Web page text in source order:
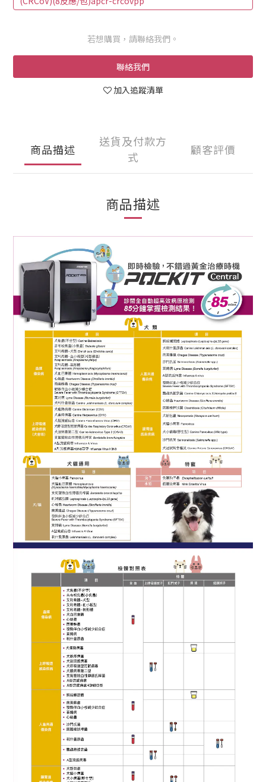
若想購買，請聯絡我們。
聯絡我們
加入追蹤清單
商品描述
送貨及付款方
式
顧客評價
商品描述